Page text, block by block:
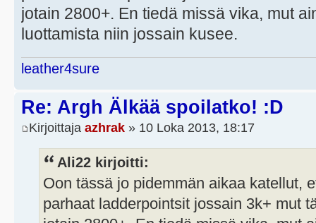
jotain 2800+. En tiedä missä vika, mut
luottamista niin jossain kusee.
leather4sure
Re: Argh Älkää spoilatko! :D
Kirjoittaja azhrak » 10 Loka 2013, 18:17
Ali22 kirjoitti:
Oon tässä jo pidemmän aikaa katellut,
parhaat ladderpointsit jossain 3k+ mut